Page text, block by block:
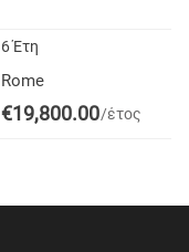
6 Έτη
Rome
€19,800.00/έτος